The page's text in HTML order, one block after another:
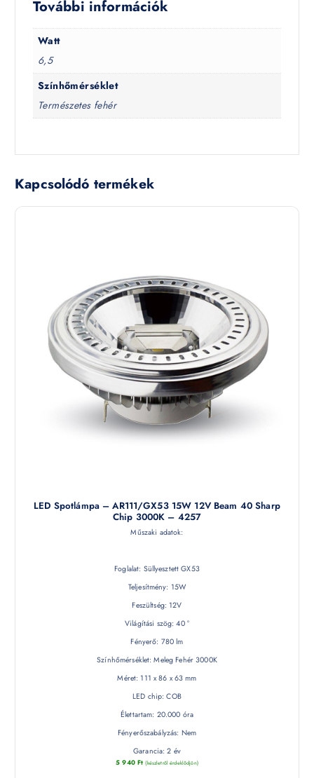
További információk
Watt
6,5
Színhőmérséklet
Természetes fehér
Kapcsolódó termékek
LED Spotlámpa – AR111/GX53 15W 12V Beam 40 Sharp
Chip 3000K – 4257
Műszaki adatok:
Foglalat: Süllyesztett GX53
Teljesítmény: 15W
Feszültség: 12V
Világítási szög: 40 °
Fényerő: 780 lm
Színhőmérséklet: Meleg Fehér 3000K
Méret: 111 x 86 x 63 mm
LED chip: COB
Élettartam: 20.000 óra
Fényerőszabályzás: Nem
Garancia: 2 év
5 940 Ft (készletről érdeklődjön)